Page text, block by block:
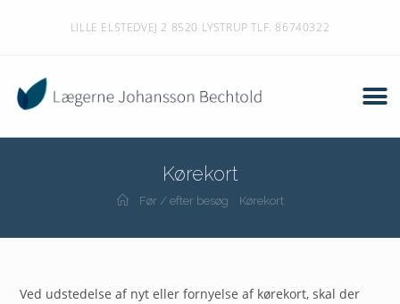
LILLE ELSTEDVEJ 2 8520 LYSTRUP TLF. 86740322
Kørekort
Før / efter besøg Kørekort
Ved udstedelse af nyt eller fornyelse af kørekort, skal der